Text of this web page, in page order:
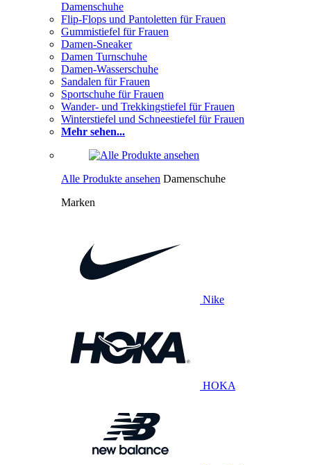
Damenschuhe
Flip-Flops und Pantoletten für Frauen
Gummistiefel für Frauen
Damen-Sneaker
Damen Turnschuhe
Damen-Wasserschuhe
Sandalen für Frauen
Sportschuhe für Frauen
Wander- und Trekkingstiefel für Frauen
Winterstiefel und Schneestiefel für Frauen
Mehr sehen...
Alle Produkte ansehen Damenschuhe
Marken
Nike
HOKA